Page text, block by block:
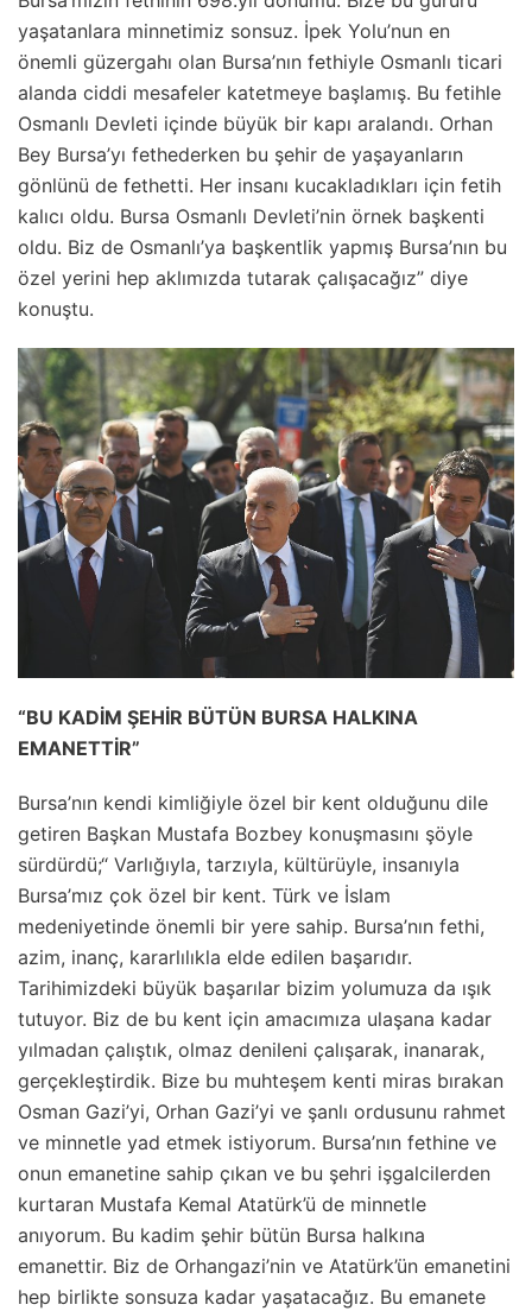
yaşatanlara minnetimiz sonsuz. İpek Yolu’nun en
önemli güzergahı olan Bursa’nın fethiyle Osmanlı ticari
alanda ciddi mesafeler katetmeye başlamış. Bu fetihle
Osmanlı Devleti içinde büyük bir kapı aralandı. Orhan
Bey Bursa’yı fethederken bu şehir de yaşayanların
gönlünü de fethetti. Her insanı kucakladıkları için fetih
kalıcı oldu. Bursa Osmanlı Devleti’nin örnek başkenti
oldu. Biz de Osmanlı’ya başkentlik yapmış Bursa’nın bu
özel yerini hep aklımızda tutarak çalışacağız” diye
konuştu.
“BU KADİM ŞEHİR BÜTÜN BURSA HALKINA
EMANETTİR”
Bursa’nın kendi kimliğiyle özel bir kent olduğunu dile
getiren Başkan Mustafa Bozbey konuşmasını şöyle
sürdürdü;“ Varlığıyla, tarzıyla, kültürüyle, insanıyla
Bursa’mız çok özel bir kent. Türk ve İslam
medeniyetinde önemli bir yere sahip. Bursa’nın fethi,
azim, inanç, kararlılıkla elde edilen başarıdır.
Tarihimizdeki büyük başarılar bizim yolumuza da ışık
tutuyor. Biz de bu kent için amacımıza ulaşana kadar
yılmadan çalıştık, olmaz denileni çalışarak, inanarak,
gerçekleştirdik. Bize bu muhteşem kenti miras bırakan
Osman Gazi’yi, Orhan Gazi’yi ve şanlı ordusunu rahmet
ve minnetle yad etmek istiyorum. Bursa’nın fethine ve
onun emanetine sahip çıkan ve bu şehri işgalcilerden
kurtaran Mustafa Kemal Atatürk’ü de minnetle
anıyorum. Bu kadim şehir bütün Bursa halkına
emanettir. Biz de Orhangazi’nin ve Atatürk’ün emanetini
hep birlikte sonsuza kadar yaşatacağız. Bu emanete